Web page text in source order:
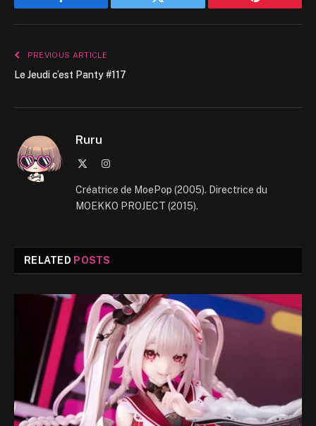
Facebook Twitter Pinterest
PREVIOUS ARTICLE
Le Jeudi c’est Panty #117
Ruru
Instagram
Créatrice de MoePop (2005). Directrice du
MOEKKO PROJECT (2015).
RELATED POSTS